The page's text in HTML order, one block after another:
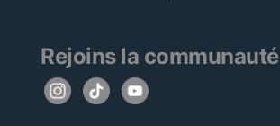
Rejoins la communauté